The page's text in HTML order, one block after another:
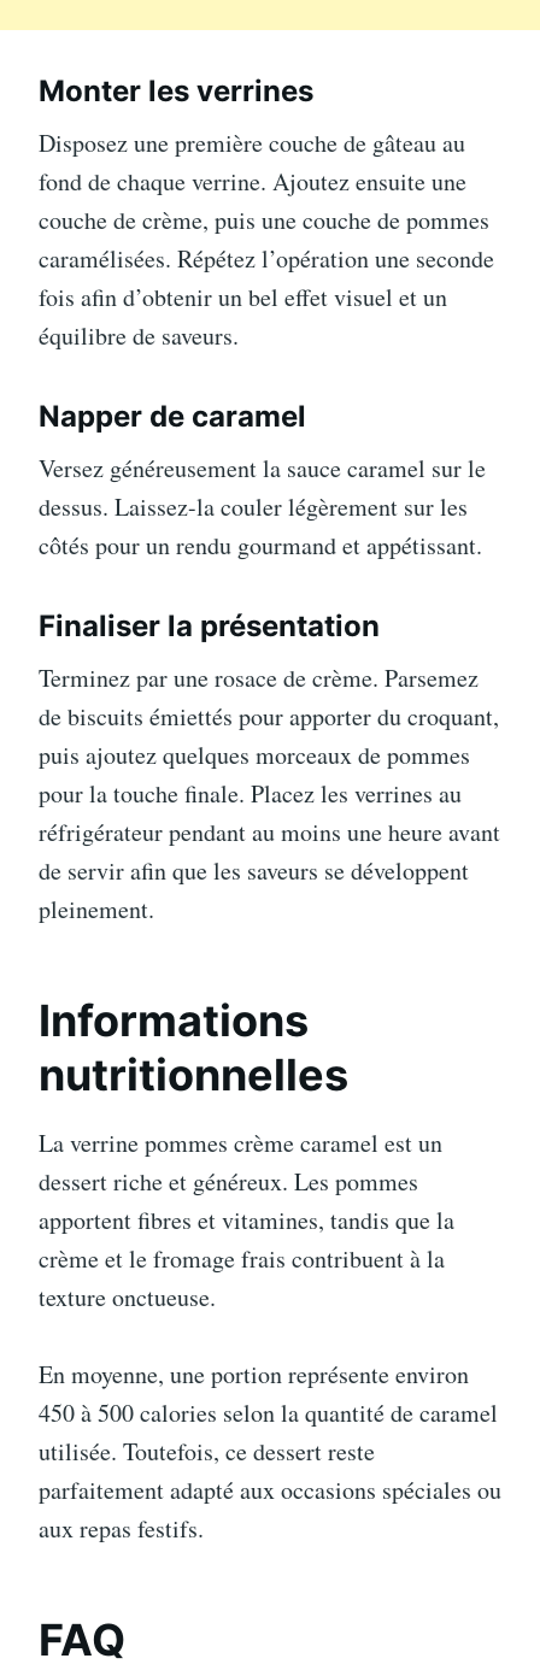
Monter les verrines
Disposez une première couche de gâteau au
fond de chaque verrine. Ajoutez ensuite une
couche de crème, puis une couche de pommes
caramélisées. Répétez l’opération une seconde
fois afin d’obtenir un bel effet visuel et un
équilibre de saveurs.
Napper de caramel
Versez généreusement la sauce caramel sur le
dessus. Laissez-la couler légèrement sur les
côtés pour un rendu gourmand et appétissant.
Finaliser la présentation
Terminez par une rosace de crème. Parsemez
de biscuits émiettés pour apporter du croquant,
puis ajoutez quelques morceaux de pommes
pour la touche finale. Placez les verrines au
réfrigérateur pendant au moins une heure avant
de servir afin que les saveurs se développent
pleinement.
Informations
nutritionnelles
La verrine pommes crème caramel est un
dessert riche et généreux. Les pommes
apportent fibres et vitamines, tandis que la
crème et le fromage frais contribuent à la
texture onctueuse.
En moyenne, une portion représente environ
450 à 500 calories selon la quantité de caramel
utilisée. Toutefois, ce dessert reste
parfaitement adapté aux occasions spéciales ou
aux repas festifs.
FAQ